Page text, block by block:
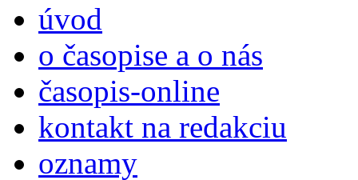
úvod
o časopise a o nás
časopis-online
kontakt na redakciu
oznamy